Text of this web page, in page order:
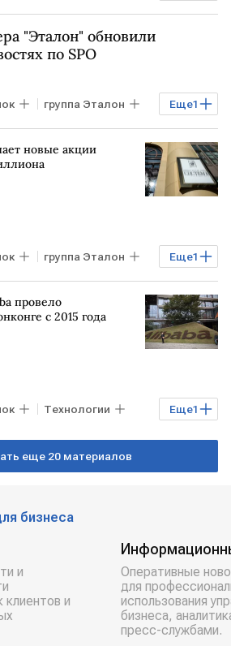
"Эталон" обновили
по SPO
Еще1
группа Эталон
новые акции
Еще1
группа Эталон
провело
с 2015 года
Еще1
Технологии
еще 20 материалов
бизнеса
и
клиентов и
Оперативные
для
использования
бизнеса,
пресс-службами.